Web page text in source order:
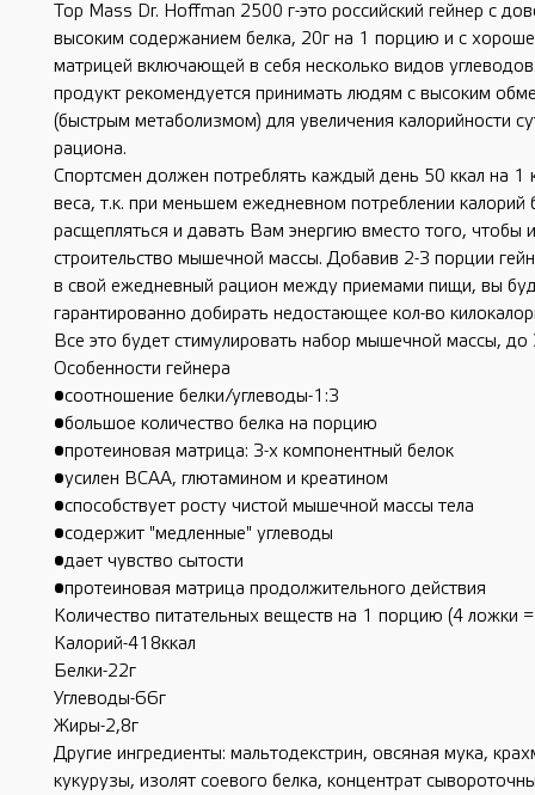
Top Mass Dr. Hoffman 2500 г-это российский гейнер с
высоким содержанием белка, 20г на 1 порцию и с
матрицей включающей в себя несколько видов
продукт рекомендуется принимать людям с высоким
(быстрым метаболизмом) для увеличения калорийности
рациона.
Спортсмен должен потреблять каждый день 50 ккал на 1
веса, т.к. при меньшем ежедневном потреблении калорий
расщепляться и давать Вам энергию вместо того, чтобы
строительство мышечной массы. Добавив 2-3 порции
в свой ежедневный рацион между приемами пищи, вы
гарантированно добирать недостающее кол-во
Все это будет стимулировать набор мышечной массы, до
Особенности гейнера
•соотношение белки/углеводы-1:3
•большое количество белка на порцию
•протеиновая матрица: 3-х компонентный белок
•усилен ВСАА, глютамином и креатином
•способствует росту чистой мышечной массы тела
•содержит "медленные" углеводы
•дает чувство сытости
•протеиновая матрица продолжительного действия
Количество питательных веществ на 1 порцию (4 ложки
Калорий-418ккал
Белки-22г
Углеводы-66г
Жиры-2,8г
Другие ингредиенты: мальтодекстрин, овсяная мука,
кукурузы, изолят соевого белка, концентрат